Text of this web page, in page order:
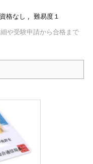
格なし , 難易度１
や受験申請から合格まで